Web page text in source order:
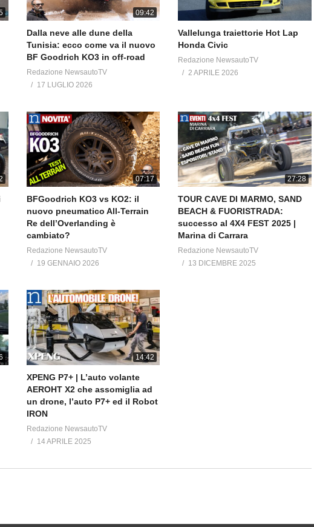
Newsauto.it
ElaborarE.com
elaborare4x4.com
italian magazines “Elaborare GT Tuning & Sport Magazine” ed
car enthusiasts, tuning and off road.
n9t6MD
elaborare.tuning.car/
elaborare4x4
Newsauto.it
09:42
Dalla neve alle dune della
Tunisia: ecco come va il nuovo
BF Goodrich KO3 in off-road
Redazione NewsautoTV
17 LUGLIO 2026
Vallelunga traiettorie Hot Lap
Honda Civic
Redazione NewsautoTV
2 APRILE 2026
07:17
BFGoodrich KO3 vs KO2: il
nuovo pneumatico All-Terrain
Re dell’Overlanding è
cambiato?
Redazione NewsautoTV
19 GENNAIO 2026
27:28
TOUR CAVE DI MARMO, SAND
BEACH & FUORISTRADA:
successo al 4X4 FEST 2025 |
Marina di Carrara
Redazione NewsautoTV
13 DICEMBRE 2025
14:42
XPENG P7+ | L’auto volante
AEROHT X2 che assomiglia ad
un drone, l’auto P7+ ed il Robot
IRON
Redazione NewsautoTV
14 APRILE 2025